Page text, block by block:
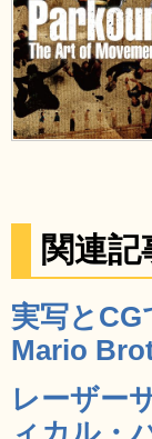
関連記
実写と
Mario
レーザー
ィカル・